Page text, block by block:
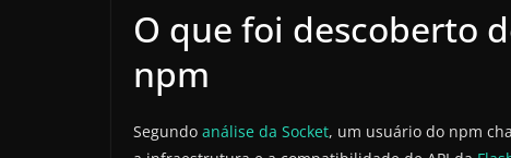
O que foi descoberto
npm
Segundo análise da Socket, um usuário do npm